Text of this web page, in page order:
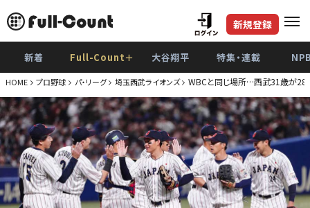
新規登録
新着 Full-Count＋ 大谷翔平 特集・連載
HOME プロ野球 パ・リーグ 埼玉西武ライオンズ WBCと同じ場所…西武31歳が28